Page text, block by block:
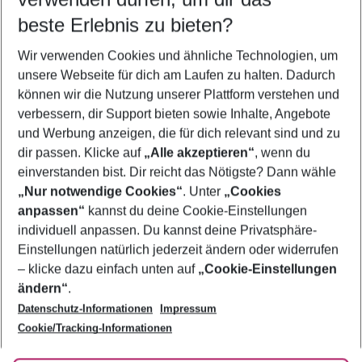
5-8 Nächte
2 Erwachsene Keine Kinder
Mehr Filter anzeigen
Footer
Footer navigation
Über uns
AGB
Bestpreisgarantie
Cookie-Einstellungen ändern
Cookie-Richtlinie
Agenturbetreuung
Barrierefreies Reisen
Folge uns
beste Erlebnis zu bieten?
Wir verwenden Cookies und ähnliche Technologien, um
unsere Webseite für dich am Laufen zu halten. Dadurch
können wir die Nutzung unserer Plattform verstehen und
verbessern, dir Support bieten sowie Inhalte, Angebote
und Werbung anzeigen, die für dich relevant sind und zu
dir passen. Klicke auf „Alle akzeptieren“, wenn du
einverstanden bist. Dir reicht das Nötigste? Dann wähle
„Nur notwendige Cookies“. Unter „Cookies
anpassen“ kannst du deine Cookie-Einstellungen
individuell anpassen. Du kannst deine Privatsphäre-
Einstellungen natürlich jederzeit ändern oder widerrufen
– klicke dazu einfach unten auf „Cookie-Einstellungen
ändern“.
Datenschutz-Informationen
Impressum
Cookie/Tracking-Informationen